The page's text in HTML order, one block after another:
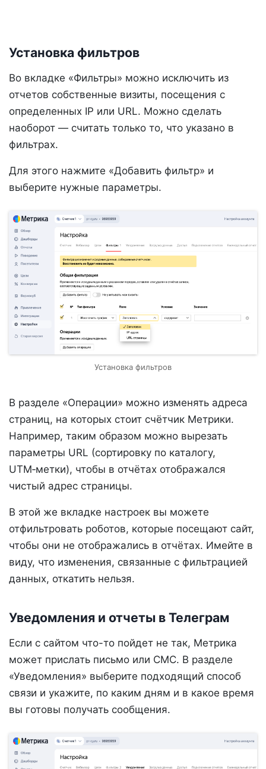
Установка фильтров
Во вкладке «Фильтры» можно исключить из
отчетов собственные визиты, посещения с
определенных IP или URL. Можно сделать
наоборот — считать только то, что указано в
фильтрах.
Для этого нажмите «Добавить фильтр» и
выберите нужные параметры.
Установка фильтров
В разделе «Операции» можно изменять адреса
страниц, на которых стоит счётчик Метрики.
Например, таким образом можно вырезать
параметры URL (сортировку по каталогу,
UTM‑метки), чтобы в отчётах отображался
чистый адрес страницы.
В этой же вкладке настроек вы можете
отфильтровать роботов, которые посещают сайт,
чтобы они не отображались в отчётах. Имейте в
виду, что изменения, связанные с фильтрацией
данных, откатить нельзя.
Уведомления и отчеты в Телеграм
Если с сайтом что-то пойдет не так, Метрика
может прислать письмо или СМС. В разделе
«Уведомления» выберите подходящий способ
связи и укажите, по каким дням и в какое время
вы готовы получать сообщения.